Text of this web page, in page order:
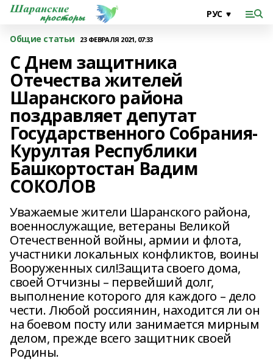
Общие статьи 23 ФЕВРАЛЯ 2021, 07:33
С Днем защитника
Отечества жителей
Шаранского района
поздравляет депутат
Государственного Собрания-
Курултая Республики
Башкортостан Вадим
СОКОЛОВ
Уважаемые жители Шаранского района,
военнослужащие, ветераны Великой
Отечественной войны, армии и флота,
участники локальных конфликтов, воины
Вооруженных сил!Защита своего дома,
своей Отчизны – первейший долг,
выполнение которого для каждого – дело
чести. Любой россиянин, находится ли он
на боевом посту или занимается мирным
делом, прежде всего защитник своей
Родины.